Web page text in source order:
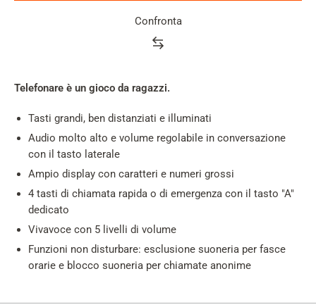
Confronta
summary
Telefonare è un gioco da ragazzi.
Tasti grandi, ben distanziati e illuminati
Audio molto alto e volume regolabile in conversazione
con il tasto laterale
Ampio display con caratteri e numeri grossi
4 tasti di chiamata rapida o di emergenza con il tasto "A"
dedicato
Vivavoce con 5 livelli di volume
Funzioni non disturbare: esclusione suoneria per fasce
orarie e blocco suoneria per chiamate anonime